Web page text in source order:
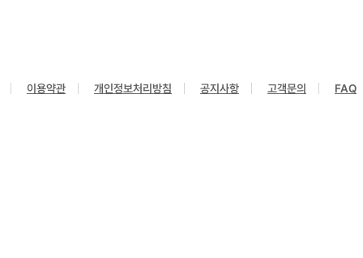
이용약관 개인정보처리방침 공지사항 고객문의 FAQ